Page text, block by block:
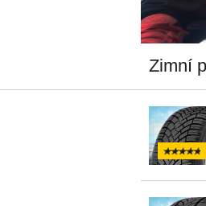
Zimní